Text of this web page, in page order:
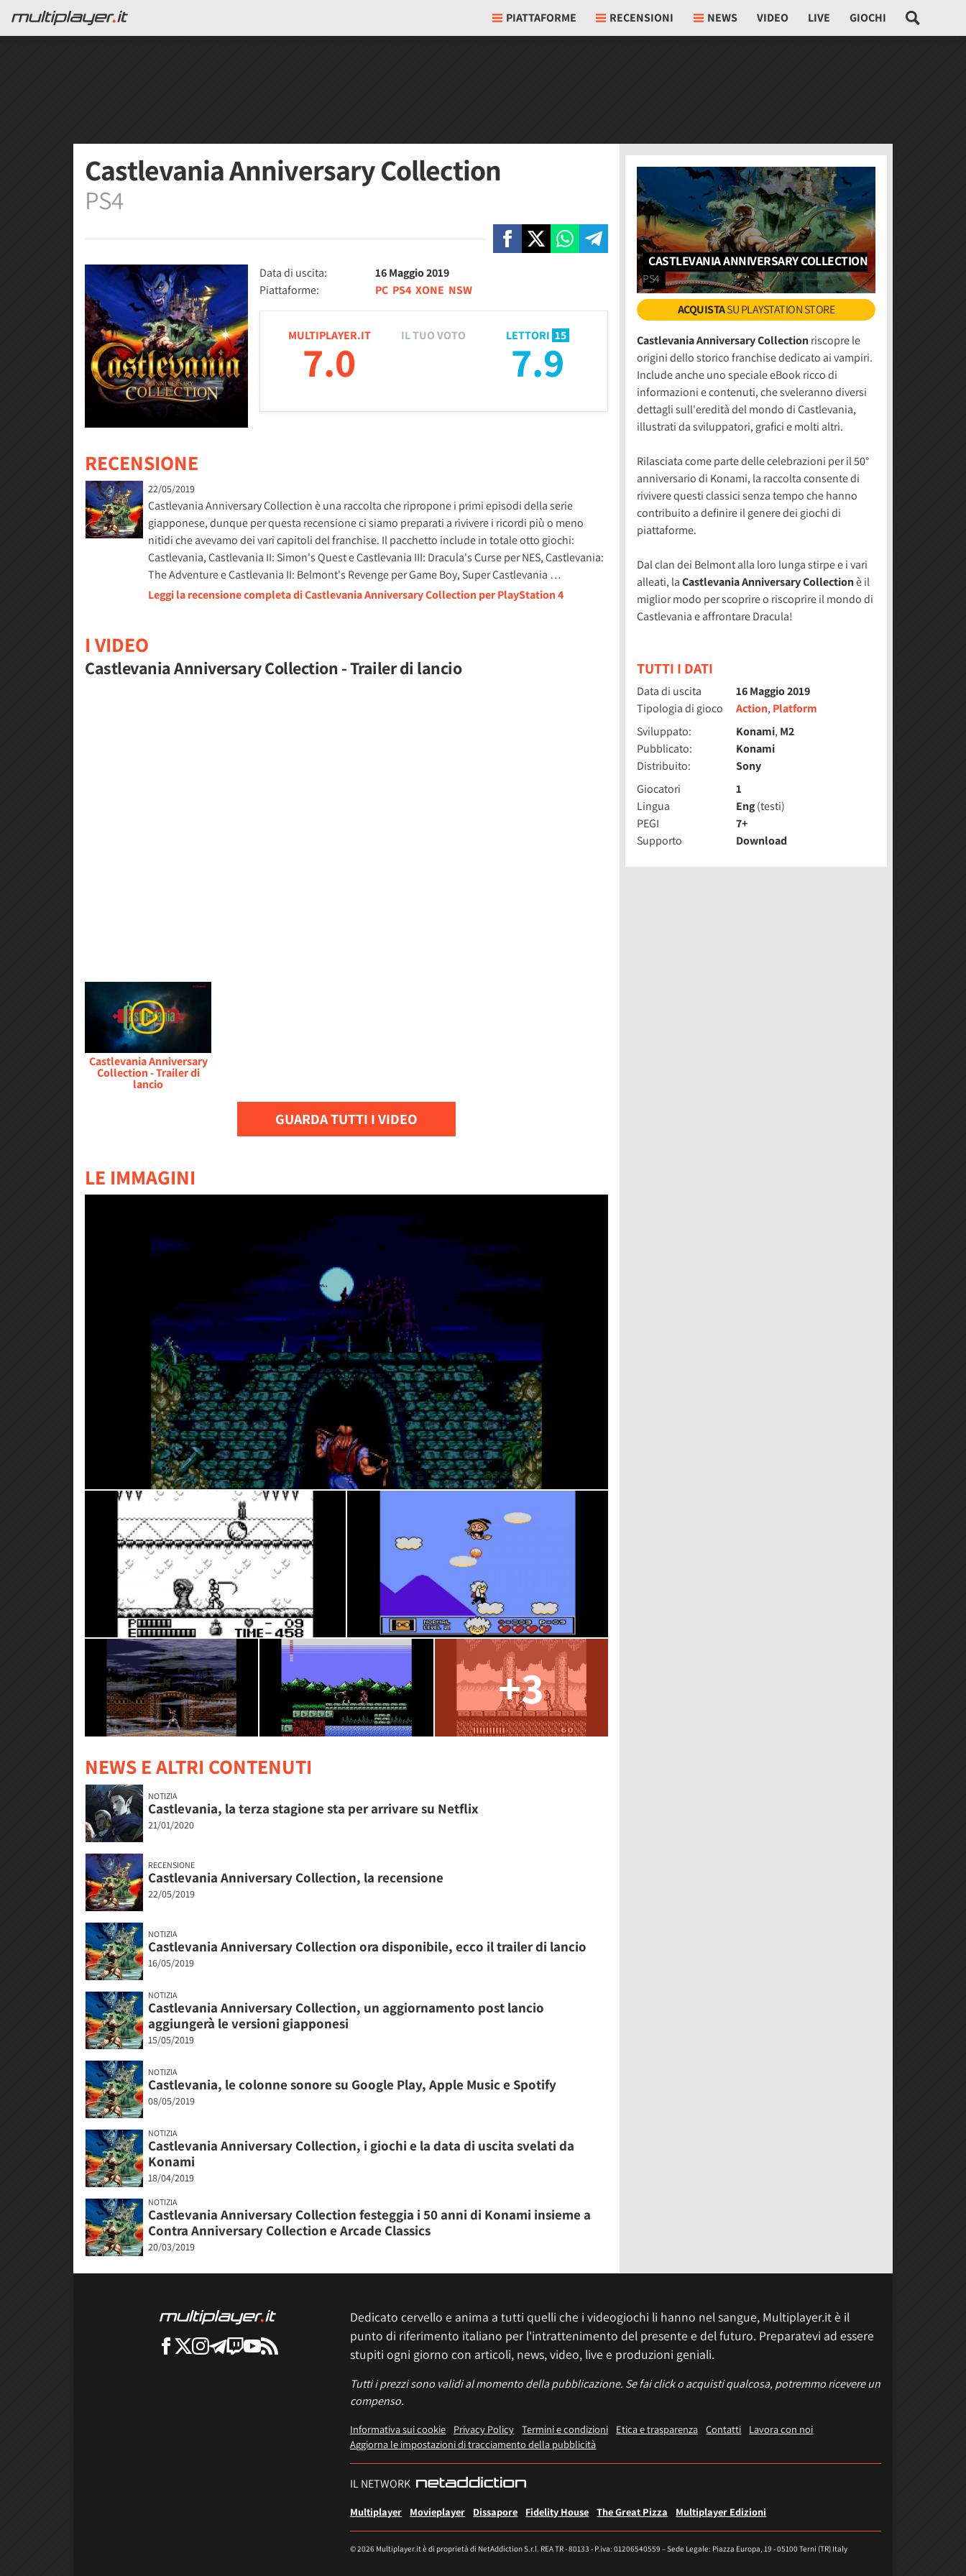
PIATTAFORME RECENSIONI NEWS VIDEO LIVE GIOCHI
Castlevania Anniversary Collection
PS4
Data di uscita:
16 Maggio 2019
Piattaforme:
PC PS4 XONE NSW
MULTIPLAYER.IT
7.0
LETTORI 15
7.9
IL TUO VOTO
RECENSIONE
22/05/2019
Castlevania Anniversary Collection è una raccolta che ripropone i primi episodi della serie
giapponese, dunque per questa recensione ci siamo preparati a rivivere i ricordi più o meno
nitidi che avevamo dei vari capitoli del franchise. Il pacchetto include in totale otto giochi:
Castlevania, Castlevania II: Simon's Quest e Castlevania III: Dracula's Curse per NES, Castlevania:
The Adventure e Castlevania II: Belmont's Revenge per Game Boy, Super Castlevania …
Leggi la recensione completa di Castlevania Anniversary Collection per PlayStation 4
I VIDEO
Castlevania Anniversary Collection - Trailer di lancio
Castlevania Anniversary
Collection - Trailer di
lancio
GUARDA TUTTI I VIDEO
LE IMMAGINI
+3
NEWS E ALTRI CONTENUTI
NOTIZIA
Castlevania, la terza stagione sta per arrivare su Netflix
21/01/2020
RECENSIONE
Castlevania Anniversary Collection, la recensione
22/05/2019
NOTIZIA
Castlevania Anniversary Collection ora disponibile, ecco il trailer di lancio
16/05/2019
NOTIZIA
Castlevania Anniversary Collection, un aggiornamento post lancio
aggiungerà le versioni giapponesi
15/05/2019
NOTIZIA
Castlevania, le colonne sonore su Google Play, Apple Music e Spotify
08/05/2019
NOTIZIA
Castlevania Anniversary Collection, i giochi e la data di uscita svelati da
Konami
18/04/2019
NOTIZIA
Castlevania Anniversary Collection festeggia i 50 anni di Konami insieme a
Contra Anniversary Collection e Arcade Classics
20/03/2019
CASTLEVANIA ANNIVERSARY COLLECTION
PS4
ACQUISTASU PLAYSTATION STORE
Castlevania Anniversary Collection riscopre le
origini dello storico franchise dedicato ai vampiri.
Include anche uno speciale eBook ricco di
informazioni e contenuti, che sveleranno diversi
dettagli sull'eredità del mondo di Castlevania,
illustrati da sviluppatori, grafici e molti altri.
Rilasciata come parte delle celebrazioni per il 50°
anniversario di Konami, la raccolta consente di
rivivere questi classici senza tempo che hanno
contribuito a definire il genere dei giochi di
piattaforme.
Dal clan dei Belmont alla loro lunga stirpe e i vari
alleati, laCastlevania Anniversary Collectionè il
miglior modo per scoprire o riscoprire il mondo di
Castlevania e affrontare Dracula!
TUTTI I DATI
Data di uscita
16 Maggio 2019
Tipologia di gioco
Action, Platform
Sviluppato:
Konami, M2
Pubblicato:
Konami
Distribuito:
Sony
Giocatori
1
Lingua
Eng(testi)
PEGI
7+
Supporto
Download
Dedicato cervello e anima a tutti quelli che i videogiochi li hanno nel sangue, Multiplayer.it è il
punto di riferimento italiano per l'intrattenimento del presente e del futuro. Preparatevi ad essere
stupiti ogni giorno con articoli, news, video, live e produzioni geniali.
Tutti i prezzi sono validi al momento della pubblicazione. Se fai click o acquisti qualcosa, potremmo ricevere un
compenso.
Informativa sui cookie Privacy Policy Termini e condizioni Etica e trasparenza Contatti
Lavora con noi
Aggiorna le impostazioni di tracciamento della pubblicità
IL NETWORK
Multiplayer Movieplayer Dissapore Fidelity House The Great Pizza Multiplayer Edizioni
© 2026 Multiplayer.it è di proprietà di NetAddiction S.r.l. REA TR - 80133 - P.iva: 01206540559 – Sede Legale: Piazza Europa, 19 - 05100 Terni (TR) Italy